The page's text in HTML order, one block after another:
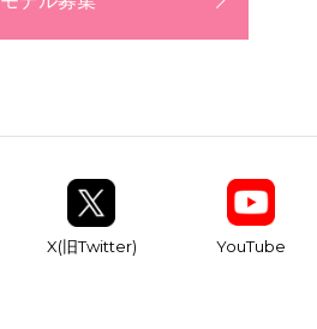
X(旧Twitter) YouTube